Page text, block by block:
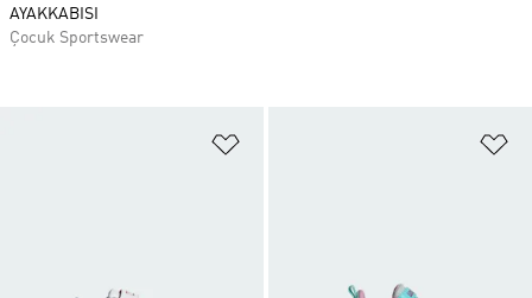
AYAKKABISI
Çocuk Sportswear